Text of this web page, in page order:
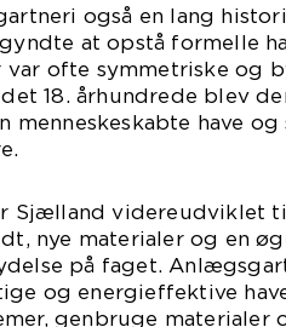
også en lang
at opstå formelle
var ofte symmetriske og
18. århundrede blev
menneskeskabte have
Sjælland videreudviklet
nye materialer og en
på faget.
og energieffektive
genbruge